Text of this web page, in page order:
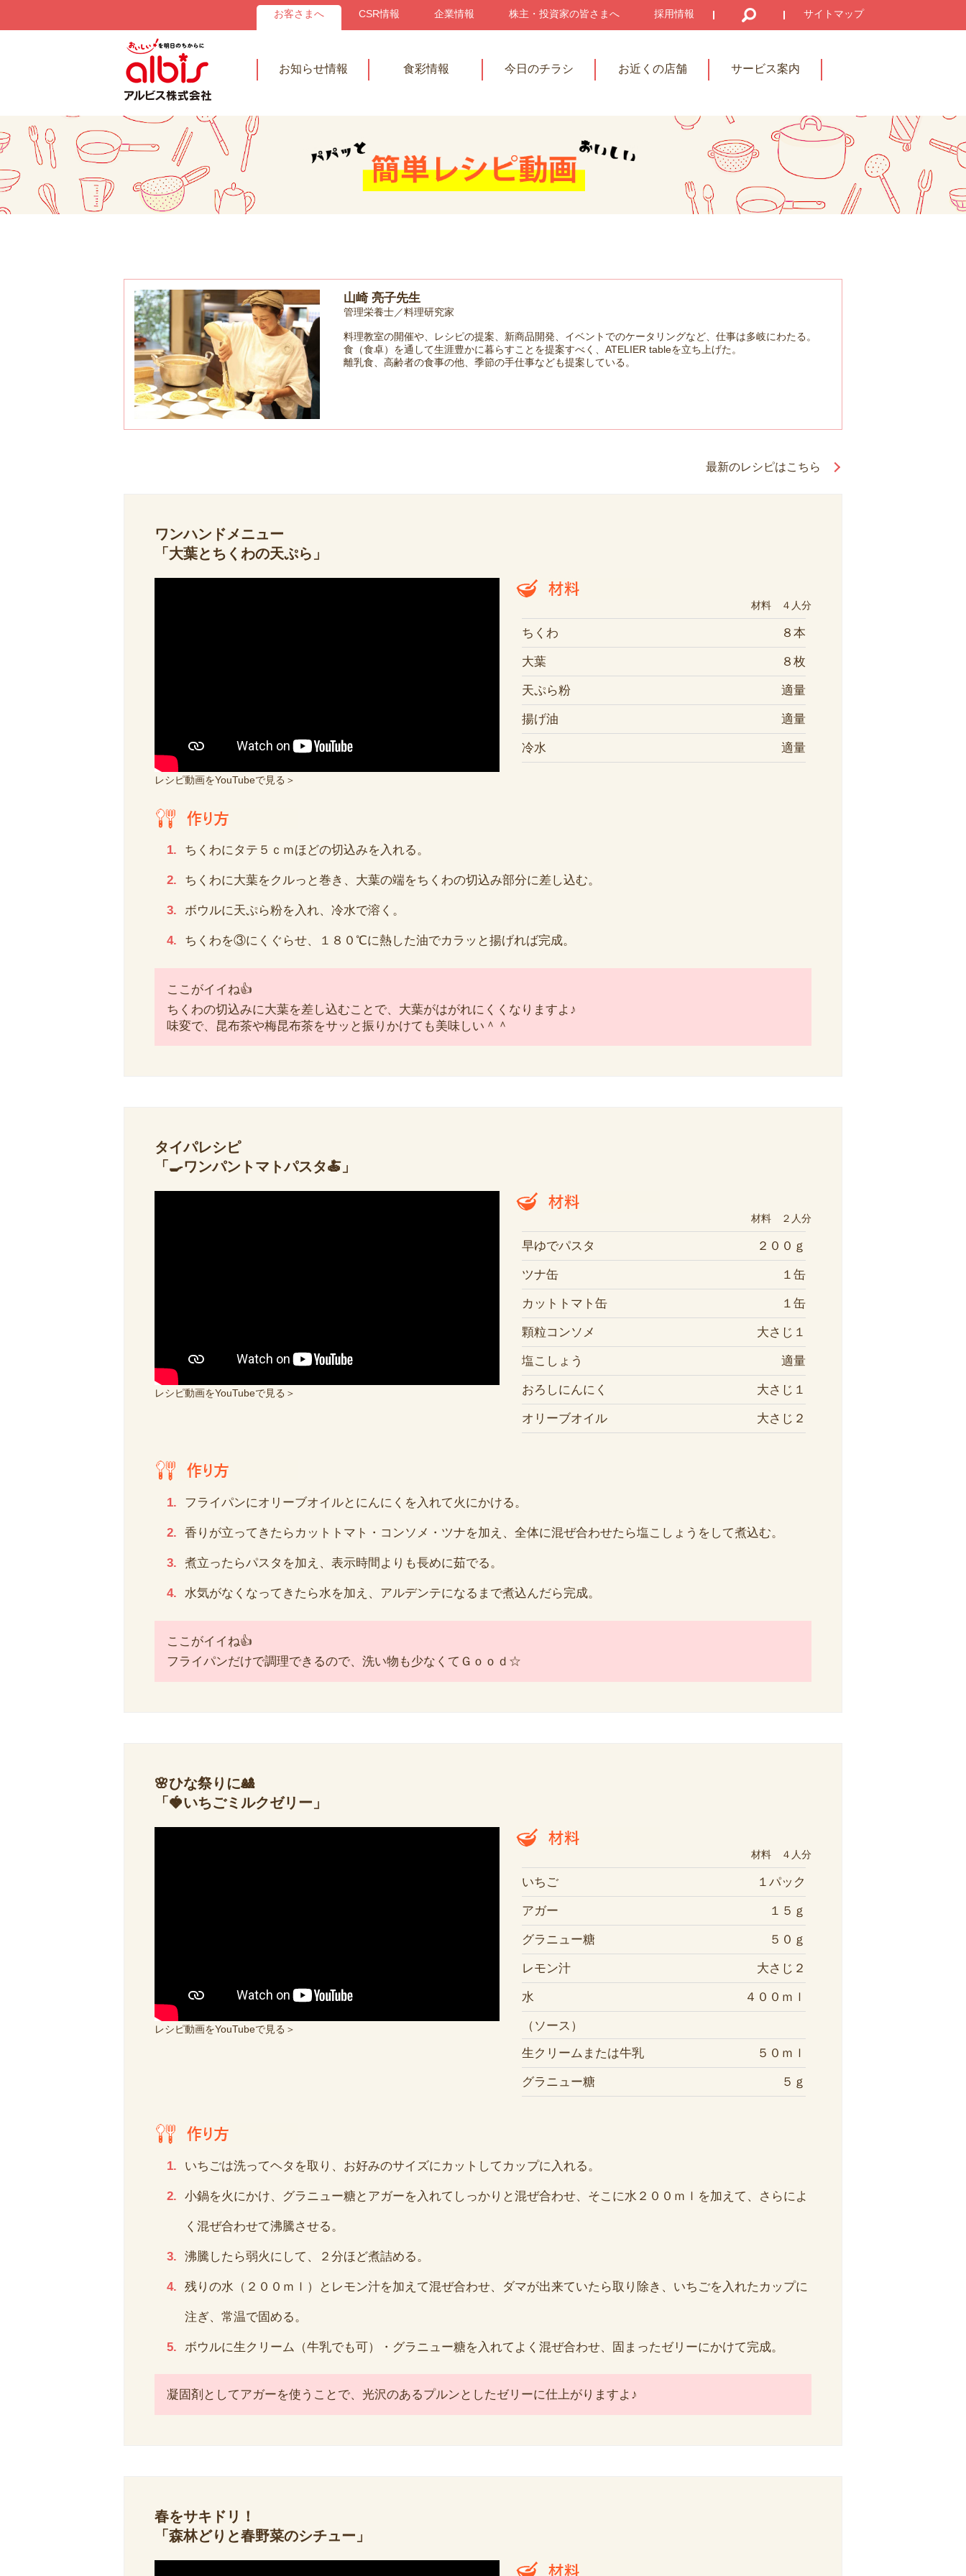
お客さまへ CSR情報 企業情報 株主・投資家の皆さまへ 採用情報 サイトマップ
お知らせ情報 食彩情報 今日のチラシ お近くの店舗 サービス案内
山崎 亮子先生
管理栄養士／料理研究家
料理教室の開催や、レシピの提案、新商品開発、イベントでのケータリングなど、仕事は多岐にわたる。
食（食卓）を通して生涯豊かに暮らすことを提案すべく、ATELIER tableを立ち上げた。
離乳食、高齢者の食事の他、季節の手仕事なども提案している。
最新のレシピはこちら
ワンハンドメニュー
「大葉とちくわの天ぷら」
レシピ動画をYouTubeで見る＞
材料 ４人分
ちくわ ８本
大葉 ８枚
天ぷら粉 適量
揚げ油 適量
冷水 適量
ちくわにタテ５ｃｍほどの切込みを入れる。
ちくわに大葉をクルっと巻き、大葉の端をちくわの切込み部分に差し込む。
ボウルに天ぷら粉を入れ、冷水で溶く。
ちくわを③にくぐらせ、１８０℃に熱した油でカラッと揚げれば完成。
ここがイイね👍
ちくわの切込みに大葉を差し込むことで、大葉がはがれにくくなりますよ♪
味変で、昆布茶や梅昆布茶をサッと振りかけても美味しい＾＾
タイパレシピ
「🍳ワンパントマトパスタ🍝」
レシピ動画をYouTubeで見る＞
材料 ２人分
早ゆでパスタ ２００ｇ
ツナ缶 １缶
カットトマト缶 １缶
顆粒コンソメ 大さじ１
塩こしょう 適量
おろしにんにく 大さじ１
オリーブオイル 大さじ２
フライパンにオリーブオイルとにんにくを入れて火にかける。
香りが立ってきたらカットトマト・コンソメ・ツナを加え、全体に混ぜ合わせたら塩こしょうをして煮込む。
煮立ったらパスタを加え、表示時間よりも長めに茹でる。
水気がなくなってきたら水を加え、アルデンテになるまで煮込んだら完成。
ここがイイね👍
フライパンだけで調理できるので、洗い物も少なくてＧｏｏｄ☆
🌸ひな祭りに🎎
「🍓いちごミルクゼリー」
レシピ動画をYouTubeで見る＞
材料 ４人分
いちご １パック
アガー １５ｇ
グラニュー糖 ５０ｇ
レモン汁 大さじ２
水 ４００ｍｌ
（ソース）
生クリームまたは牛乳
５０ｍｌ
グラニュー糖 ５ｇ
いちごは洗ってヘタを取り、お好みのサイズにカットしてカップに入れる。
小鍋を火にかけ、グラニュー糖とアガーを入れてしっかりと混ぜ合わせ、そこに水２００ｍｌを加えて、さらによ
く混ぜ合わせて沸騰させる。
沸騰したら弱火にして、２分ほど煮詰める。
残りの水（２００ｍｌ）とレモン汁を加えて混ぜ合わせ、ダマが出来ていたら取り除き、いちごを入れたカップに
注ぎ、常温で固める。
ボウルに生クリーム（牛乳でも可）・グラニュー糖を入れてよく混ぜ合わせ、固まったゼリーにかけて完成。
凝固剤としてアガーを使うことで、光沢のあるプルンとしたゼリーに仕上がりますよ♪
春をサキドリ！
「森林どりと春野菜のシチュー」